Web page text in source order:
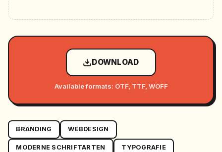
DOWNLOAD
Available formats: OTF, TTF, WOFF
BRANDING WEBDESIGN
MODERNE SCHRIFTARTEN TYPOGRAFIE